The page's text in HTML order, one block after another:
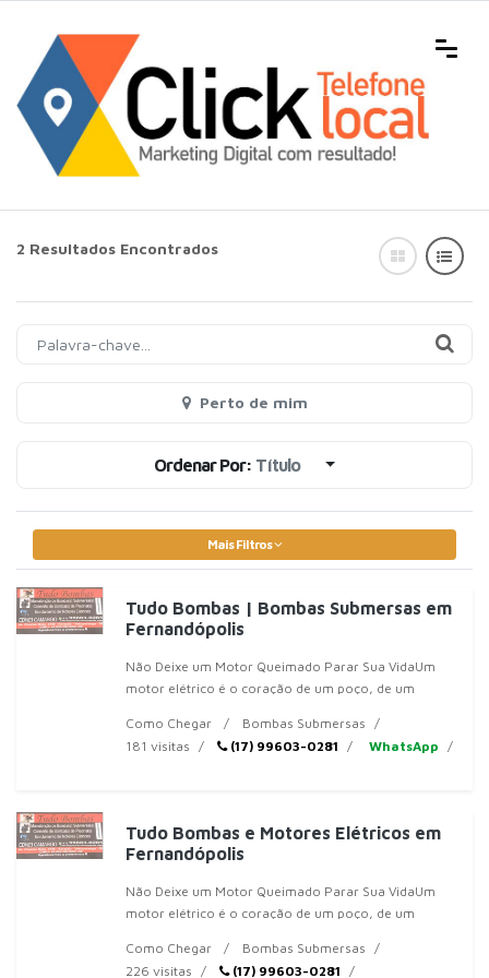
2 Resultados Encontrados
Perto de mim
Ordenar Por: Título
Mais Filtros
Tudo Bombas | Bombas Submersas em
Fernandópolis
Não Deixe um Motor Queimado Parar Sua VidaUm
motor elétrico é o coração de um poço, de um
Quando ele para, tudo para. E geral
Como Chegar
Bombas Submersas
181 visitas
(17) 99603-0281 WhatsApp
Tudo Bombas e Motores Elétricos em
Fernandópolis
Não Deixe um Motor Queimado Parar Sua VidaUm
motor elétrico é o coração de um poço, de um
Quando ele para, tudo para. E geral
Como Chegar
Bombas Submersas
226 visitas
(17) 99603-0281